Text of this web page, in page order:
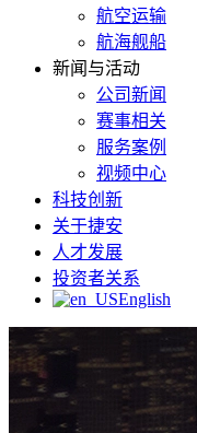
航空运输
航海舰船
新闻与活动
公司新闻
赛事相关
服务案例
视频中心
科技创新
关于捷安
人才发展
投资者关系
English